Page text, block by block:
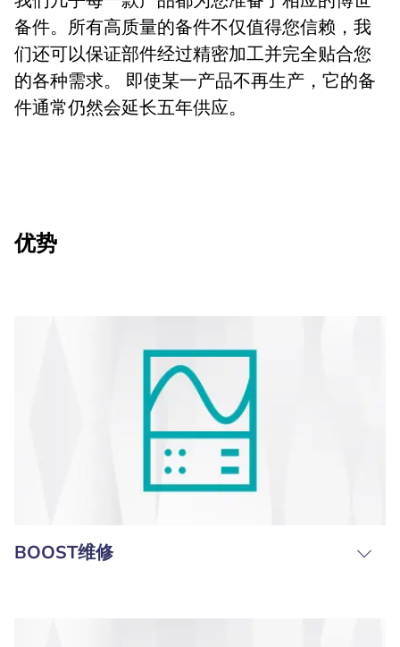
备件。所有高质量的备件不仅值得您信赖，我
们还可以保证部件经过精密加工并完全贴合您
的各种需求。 即使某一产品不再生产，它的备
件通常仍然会延长五年供应。
优势
BOOST维修